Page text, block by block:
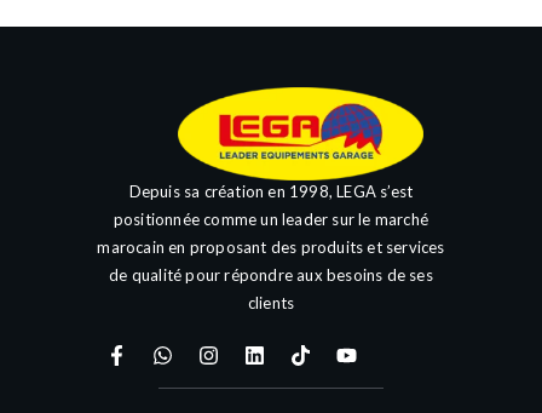
Depuis sa création en 1998, LEGA s’est
positionnée comme un leader sur le marché
marocain en proposant des produits et services
de qualité pour répondre aux besoins de ses
clients